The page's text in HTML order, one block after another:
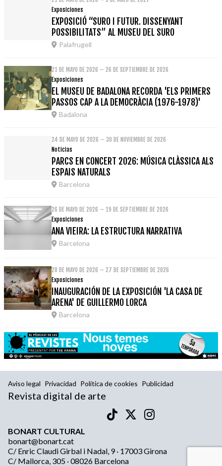
Exposiciones
EXPOSICIÓ “SURO I FUTUR. DISSENYANT
POSSIBILITATS” AL MUSEU DEL SURO
Palafrugell
21 DE MAYO DE 2026 – 26 DE SEPTIEMBRE DE 2026
Exposiciones
EL MUSEU DE BADALONA RECORDA 'ELS PRIMERS
PASSOS CAP A LA DEMOCRÀCIA (1976-1978)'
Badalona
24 DE MAYO DE 2026 – 30 DE NOVIEMBRE DE 2026
Noticias
PARCS EN CONCERT 2026: MÚSICA CLÀSSICA ALS
ESPAIS NATURALS
Barcelona
26 DE MAYO DE 2026 – 19 DE SEPTIEMBRE DE 2026
Exposiciones
ANA VIEIRA: LA ESTRUCTURA NARRATIVA
Barcelona
28 DE MAYO DE 2026 – 27 DE SEPTIEMBRE DE 2026
Exposiciones
INAUGURACIÓN DE LA EXPOSICIÓN 'LA CASA DE
ARENA' DE GUILLERMO LORCA
Barcelona
Aviso legal Privacidad Política de cookies Publicidad
Revista digital de arte
BONART CULTURAL
bonart@bonart.cat
C/ Enric Claudi Girbal i Nadal, 9 · 17003 Girona
C/ Mallorca, 305 · 08026 Barcelona